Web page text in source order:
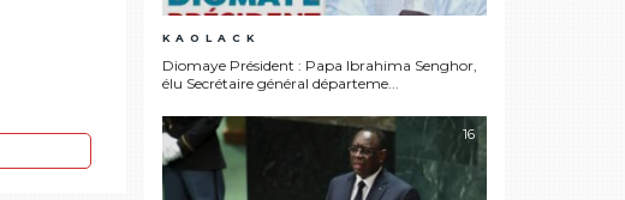
KAOLACK
Diomaye Président : Papa Ibrahima Senghor,
élu Secrétaire général départeme...
16